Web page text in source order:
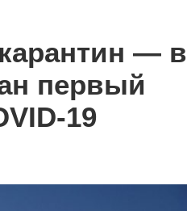
— в
первый
19